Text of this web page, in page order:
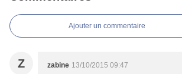
Ajouter un commentaire
Z zabine 13/10/2015 09:47